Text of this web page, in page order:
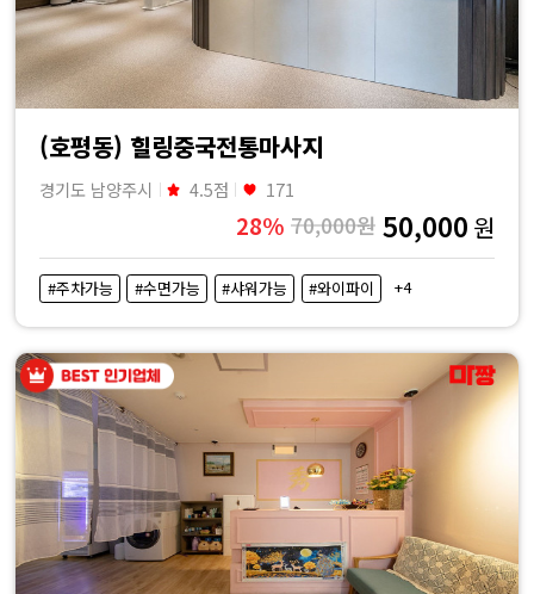
(호평동) 힐링중국전통마사지
경기도 남양주시 4.5점 171
28% 70,000원 50,000 원
#주차가능 #수면가능 #샤워가능 #와이파이 +4